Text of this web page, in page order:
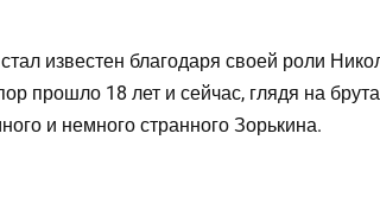
известен благодаря своей роли
прошло 18 лет и сейчас, глядя на
и немного странного Зорькина.